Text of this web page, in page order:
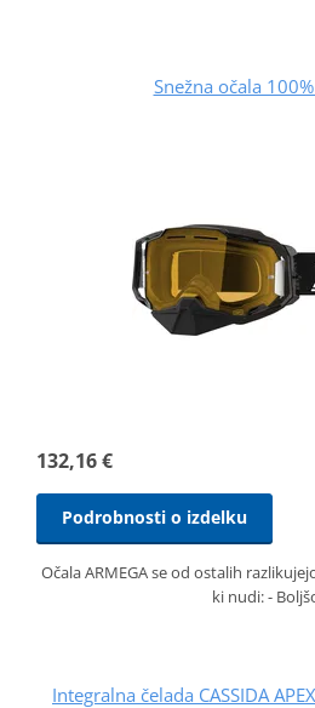
Snežna očala 100%
132,16 €
Podrobnosti o izdelku
Očala ARMEGA se od ostalih
ki nudi: -
Integralna čelada CASSIDA